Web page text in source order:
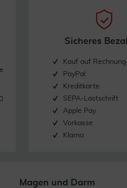
Sicheres
Kauf auf Rechnung
PayPal
Kreditkarte
SEPA-Lastschrift
Apple Pay
Vorkasse
Klarna
Magen und Darm